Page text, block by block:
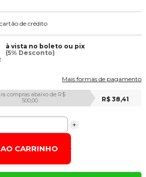
de crédito
à vista no boleto ou pix
(5% Desconto)
Mais formas de pagamento
compras abaixo de R$
500,00
R$ 38,41
+
CARRINHO